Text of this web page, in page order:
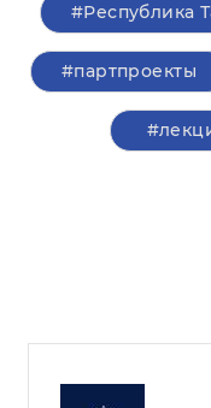
#Республика
#партпроекты